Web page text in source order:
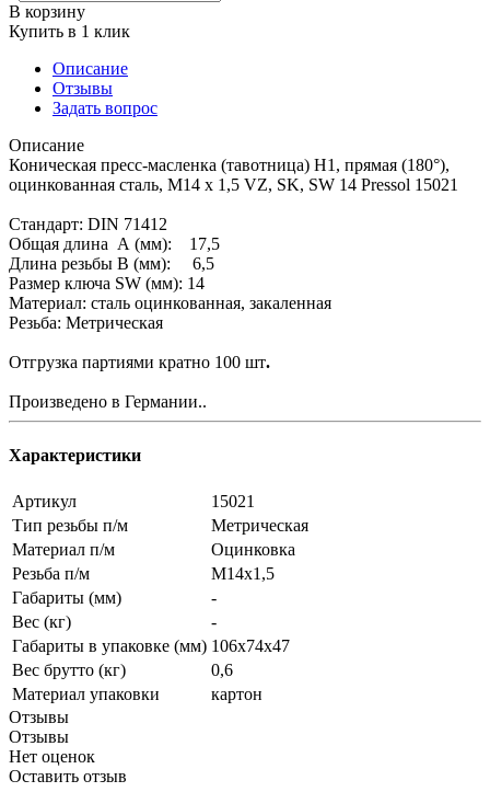
В корзину
Купить в 1 клик
Описание
Отзывы
Задать вопрос
Описание
Коническая пресс-масленка (тавотница) H1, прямая (180°),
оцинкованная сталь, M14 x 1,5 VZ, SK, SW 14 Pressol 15021
Стандарт: DIN 71412
Общая длина А (мм): 17,5
Длина резьбы В (мм): 6,5
Размер ключа SW (мм): 14
Материал: сталь оцинкованная, закаленная
Резьба: Метрическая
Отгрузка партиями кратно 100 шт.
Произведено в Германии..
Характеристики
Артикул
15021
Тип резьбы п/м
Метрическая
Материал п/м
Оцинковка
Резьба п/м
M14x1,5
Габариты (мм)
-
Вес (кг)
-
Габариты в упаковке (мм) 106x74x47
Вес брутто (кг)
0,6
Материал упаковки
картон
Отзывы
Отзывы
Нет оценок
Оставить отзыв